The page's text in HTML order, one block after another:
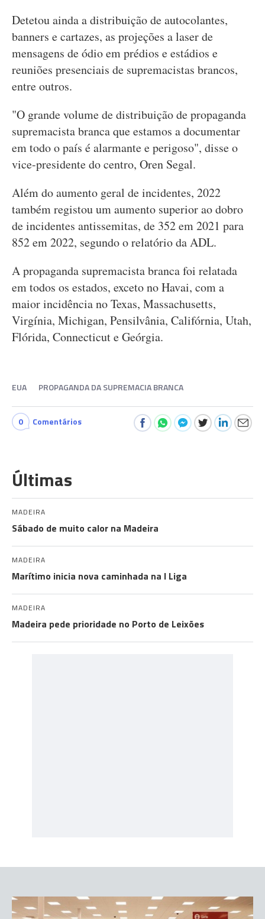
Detetou ainda a distribuição de autocolantes,
banners e cartazes, as projeções a laser de
mensagens de ódio em prédios e estádios e
reuniões presenciais de supremacistas brancos,
entre outros.
"O grande volume de distribuição de propaganda
supremacista branca que estamos a documentar
em todo o país é alarmante e perigoso", disse o
vice-presidente do centro, Oren Segal.
Além do aumento geral de incidentes, 2022
também registou um aumento superior ao dobro
de incidentes antissemitas, de 352 em 2021 para
852 em 2022, segundo o relatório da ADL.
A propaganda supremacista branca foi relatada
em todos os estados, exceto no Havai, com a
maior incidência no Texas, Massachusetts,
Virgínia, Michigan, Pensilvânia, Califórnia, Utah,
Flórida, Connecticut e Geórgia.
EUA PROPAGANDA DA SUPREMACIA BRANCA
0 Comentários
Últimas
MADEIRA
Sábado de muito calor na Madeira
MADEIRA
Marítimo inicia nova caminhada na I Liga
MADEIRA
Madeira pede prioridade no Porto de Leixões